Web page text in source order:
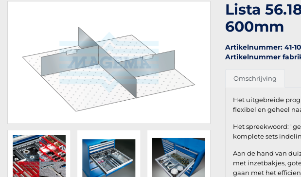
Lista
600mm
Artikelnummer: 41-
Artikelnummer
Omschrijving
Het uitgebreide
flexibel en geheel
Het spreekwoord:
komplete sets
Aan de hand van
met inzetbakjes,
gaan met het